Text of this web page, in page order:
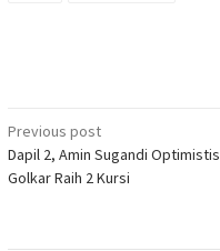
Post
navigation
Previous post
Dapil 2, Amin Sugandi Optimistis
Golkar Raih 2 Kursi